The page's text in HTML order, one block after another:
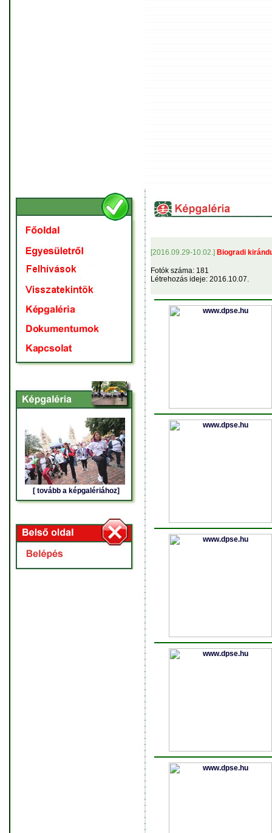
[ tovább a képgalériához]
[2016.09.29-10.02.] Biogradi
Fotók száma: 181
Létrehozás ideje: 2016.10.07.